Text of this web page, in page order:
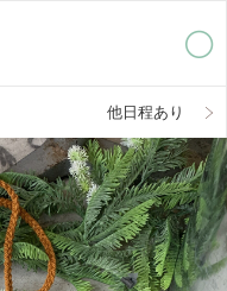
他日程あり